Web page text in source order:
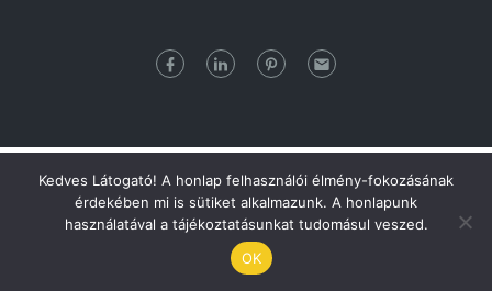
Kedves Látogató! A honlap felhasználói élmény-fokozásának
érdekében mi is sütiket alkalmazunk. A honlapunk
használatával a tájékoztatásunkat tudomásul veszed.
OK